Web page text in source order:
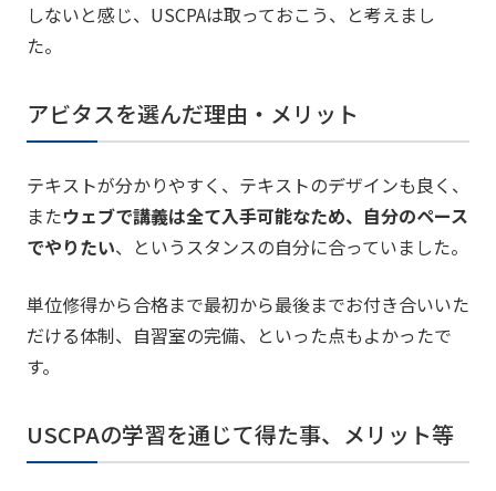
しないと感じ、USCPAは取っておこう、と考えまし
た。
アビタスを選んだ理由・メリット
テキストが分かりやすく、テキストのデザインも良く、
またウェブで講義は全て入手可能なため、自分のペース
でやりたい、というスタンスの自分に合っていました。
単位修得から合格まで最初から最後までお付き合いいた
だける体制、自習室の完備、といった点もよかったで
す。
USCPAの学習を通じて得た事、メリット等